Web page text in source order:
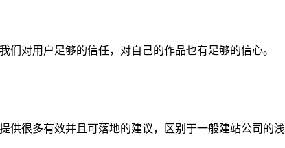
对用户足够的信任，对自己的作品也有足够的信心。
供很多有效并且可落地的建议，区别于一般建站公司的